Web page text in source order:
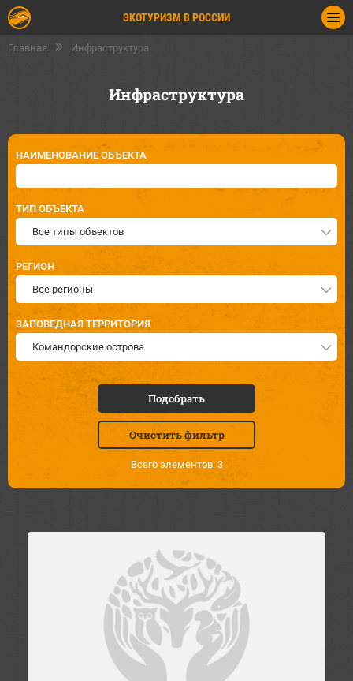
ЭКОТУРИЗМ В РОССИИ
Главная Инфраструктура
Инфраструктура
НАИМЕНОВАНИЕ ОБЪЕКТА
ТИП ОБЪЕКТА
Все типы объектов
РЕГИОН
Все регионы
ЗАПОВЕДНАЯ ТЕРРИТОРИЯ
Командорские острова
Подобрать
Очистить фильтр
Всего элементов: 3